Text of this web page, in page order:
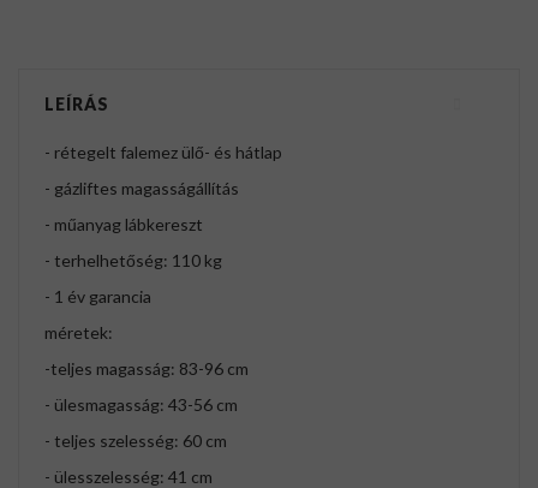
LEÍRÁS
- rétegelt falemez ülő- és hátlap
- gázliftes magasságállítás
- műanyag lábkereszt
- terhelhetőség: 110 kg
- 1 év garancia
méretek:
-teljes magasság: 83-96 cm
- ülesmagasság: 43-56 cm
- teljes szelesség: 60 cm
- ülesszelesség: 41 cm